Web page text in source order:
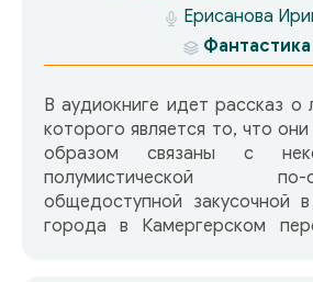
Ерисанова
Фантастика
В аудиокниге идет рассказ
которого является то, что
образом связаны с
полумистической по-
общедоступной закусочной
города в Камергерском